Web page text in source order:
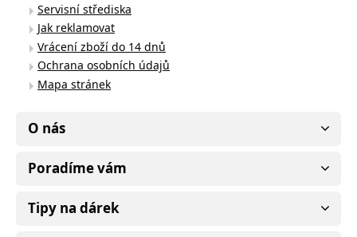
Servisní střediska
Jak reklamovat
Vrácení zboží do 14 dnů
Ochrana osobních údajů
Mapa stránek
O nás
Poradíme vám
Tipy na dárek